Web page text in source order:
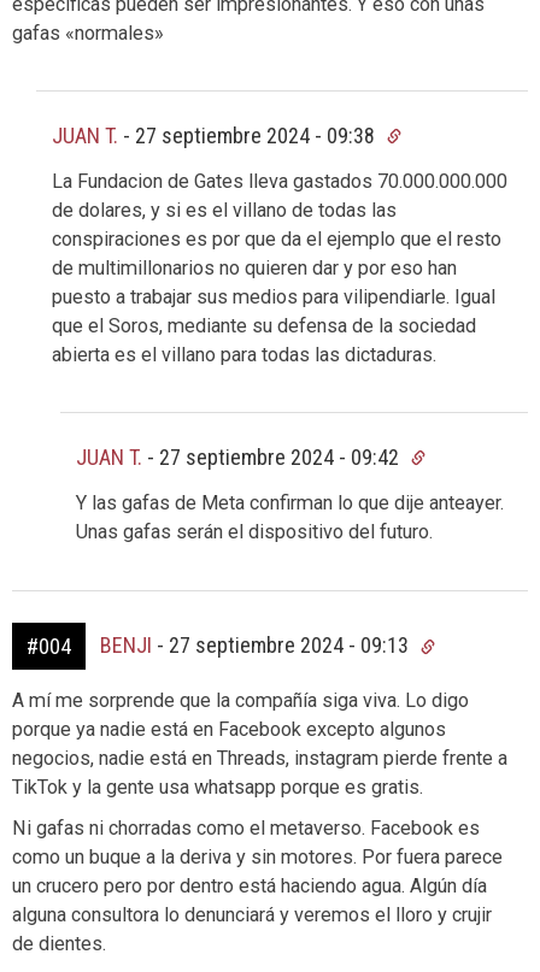
gafas «normales»
JUAN T. - 27 septiembre 2024 - 09:38
La Fundacion de Gates lleva gastados 70.000.000.000
de dolares, y si es el villano de todas las
conspiraciones es por que da el ejemplo que el resto
de multimillonarios no quieren dar y por eso han
puesto a trabajar sus medios para vilipendiarle. Igual
que el Soros, mediante su defensa de la sociedad
abierta es el villano para todas las dictaduras.
JUAN T. - 27 septiembre 2024 - 09:42
Y las gafas de Meta confirman lo que dije anteayer.
Unas gafas serán el dispositivo del futuro.
#004 BENJI - 27 septiembre 2024 - 09:13
A mí me sorprende que la compañía siga viva. Lo digo
porque ya nadie está en Facebook excepto algunos
negocios, nadie está en Threads, instagram pierde frente a
TikTok y la gente usa whatsapp porque es gratis.
Ni gafas ni chorradas como el metaverso. Facebook es
como un buque a la deriva y sin motores. Por fuera parece
un crucero pero por dentro está haciendo agua. Algún día
alguna consultora lo denunciará y veremos el lloro y crujir
de dientes.